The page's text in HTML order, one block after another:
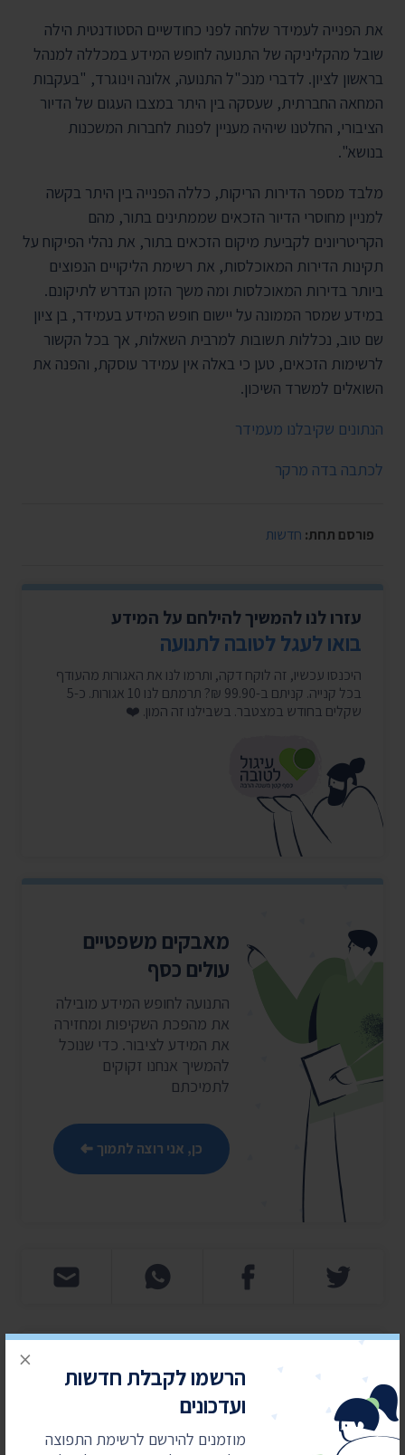
הרשמו לקבלת חדשות
ועדכונים
מוזמנים להירשם לרשימת התפוצה
×
את הפנייה לעמידר שלחה לפני כחודשיים הסטודנטית הילה
שובל מהקליניקה של התנועה לחופש המידע במכללה למנהל
בראשון לציון. לדברי מנכ"ל התנועה, אלונה וינוגרד, "בעקבות
המחאה החברתית, שעסקה בין היתר במצבו העגום של הדיור
הציבורי, החלטנו שיהיה מעניין לפנות לחברות המשכנות
בנושא".
מלבד מספר הדירות הריקות, כללה הפנייה בין היתר בקשה
למניין מחוסרי הדיור הזכאים שממתינים בתור, מהם
הקריטריונים לקביעת מיקום הזכאים בתור, את נהלי הפיקוח על
תקינות הדירות המאוכלסות, את רשימת הליקויים הנפוצים
ביותר בדירות המאוכלסות ומה משך הזמן הנדרש לתיקונם.
במידע שמסר הממונה על יישום חופש המידע בעמידר, בן ציון
שם טוב, נכללות תשובות למרבית השאלות, אך בכל הקשור
לרשימות הזכאים, טען כי באלה אין עמידר עוסקת, והפנה את
השואלים למשרד השיכון.
הנתונים שקיבלנו מעמידר
לכתבה בדה מרקר
פורסם תחת: חדשות
עזרו לנו להמשיך להילחם על המידע
בואו לעגל לטובה לתנועה
היכנסו עכשיו, זה לוקח דקה, ותרמו לנו את האגורות מהעודף
בכל קנייה. קניתם ב-99.90 ₪? תרמתם לנו 10 אגורות. כ-5
שקלים בחודש במצטבר. בשבילנו זה המון. ❤️
מאבקים משפטיים
עולים כסף
התנועה לחופש המידע מובילה
את מהפכת השקיפות ומחזירה
את המידע לציבור. כדי שנוכל
להמשיך אנחנו זקוקים
לתמיכתם
כן, אני רוצה לתמוך
חדשות אחרונות
4 באוגוסט 2026
חשפנו: דוחות הביקורת על לימודי ליבה במוסדות
חרדיים